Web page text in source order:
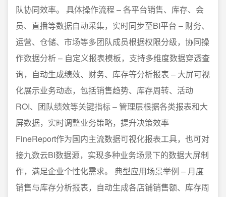
队协同效率。 具体操作流程 – 各平台销售、库存、会
员、直播等数据自动采集，实时同步至BI平台 – 财务、
运营、仓储、市场等多团队成员根据权限分级，协同操
作数据分析 – 自定义报表模板，支持多维度数据穿透查
询，自动生成绩效、财务、库存等分析报表 – 大屏可视
化展示业务动态，包括销售趋势、库存周转、活动
ROI、团队绩效等关键指标 – 管理层根据各类报表和大
屏数据，实时调整业务策略，提升决策效率
FineReport作为国内主流数据可视化报表工具，也可对
接九数云BI数据源，实现多种业务场景下的数据大屏制
作，满足企业个性化需求。 典型应用场景举例 – 月度
销售与库存分析报表，自动生成各店铺销售额、库存周